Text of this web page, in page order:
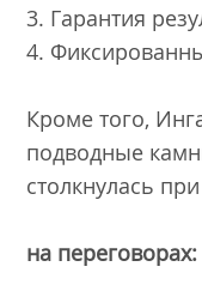
3. Гарантия
4.
Кроме того,
подводные
столкнулась
на переговорах: